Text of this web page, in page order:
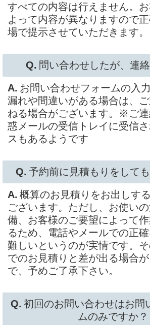
すべての内容は行えません。
よって内容が異なりますので
場で提示させていただきます。
問い合わせしたが、連
お問い合わせフォームの入
漏れや間違いがある場合は、
ねる場合がございます。※ご
惑メールの受信トレイに受信
スもあるようです
予約前に見積もりをして
概算のお見積りをお出しす
ございます。ただし、お使い
備、お客様のご要望によって
るため、電話やメールでの正
難しいというのが実情です。
でのお見積りと差が出る場合
で、予めご了承下さい。
初回のお問い合わせはお問
ムのみですか？